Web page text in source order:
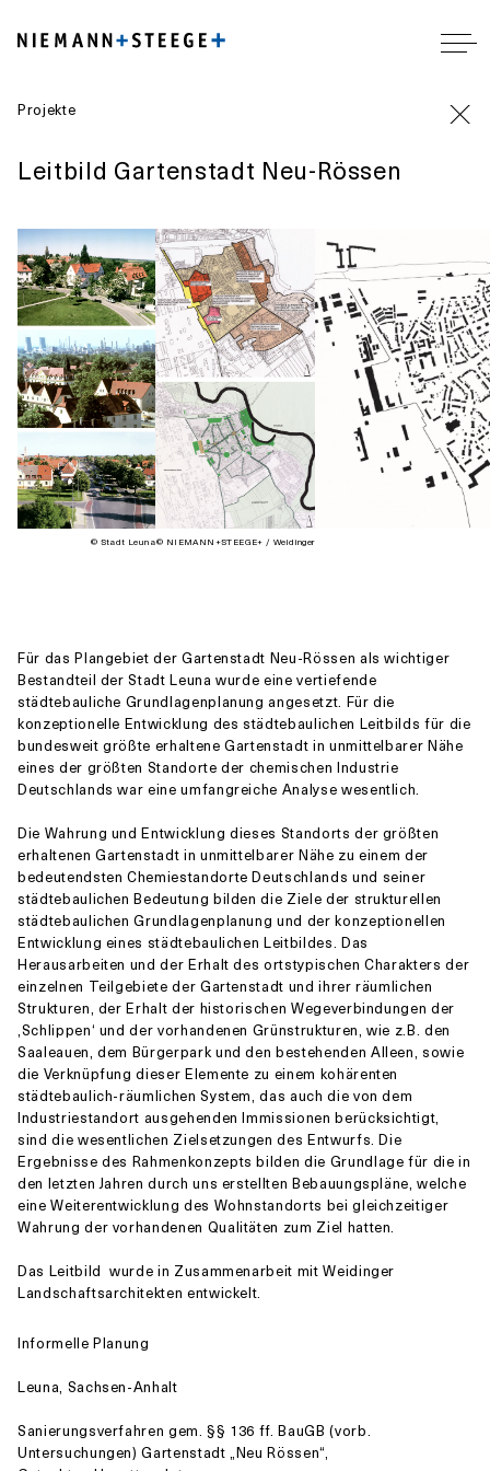
Projekte
Leitbild Gartenstadt Neu-Rössen
© Stadt Leuna© NIEMANN+STEEGE+ / Weidinger
Informelle Planung
Leuna, Sachsen-Anhalt
Sanierungsverfahren gem. §§ 136 ff. BauGB (vorb.
Untersuchungen) Gartenstadt „Neu Rössen“,
Für das Plangebiet der Gartenstadt Neu-Rössen als wichtiger
Bestandteil der Stadt Leuna wurde eine vertiefende
städtebauliche Grundlagenplanung angesetzt. Für die
konzeptionelle Entwicklung des städtebaulichen Leitbilds für die
bundesweit größte erhaltene Gartenstadt in unmittelbarer Nähe
eines der größten Standorte der chemischen Industrie
Deutschlands war eine umfangreiche Analyse wesentlich.
Die Wahrung und Entwicklung dieses Standorts der größten
erhaltenen Gartenstadt in unmittelbarer Nähe zu einem der
bedeutendsten Chemiestandorte Deutschlands und seiner
städtebaulichen Bedeutung bilden die Ziele der strukturellen
städtebaulichen Grundlagenplanung und der konzeptionellen
Entwicklung eines städtebaulichen Leitbildes. Das
Herausarbeiten und der Erhalt des ortstypischen Charakters der
einzelnen Teilgebiete der Gartenstadt und ihrer räumlichen
Strukturen, der Erhalt der historischen Wegeverbindungen der
‚Schlippen‘ und der vorhandenen Grünstrukturen, wie z.B. den
Saaleauen, dem Bürgerpark und den bestehenden Alleen, sowie
die Verknüpfung dieser Elemente zu einem kohärenten
städtebaulich-räumlichen System, das auch die von dem
Industriestandort ausgehenden Immissionen berücksichtigt,
sind die wesentlichen Zielsetzungen des Entwurfs. Die
Ergebnisse des Rahmenkonzepts bilden die Grundlage für die in
den letzten Jahren durch uns erstellten Bebauungspläne, welche
eine Weiterentwicklung des Wohnstandorts bei gleichzeitiger
Wahrung der vorhandenen Qualitäten zum Ziel hatten.
Das Leitbild wurde in Zusammenarbeit mit Weidinger
Landschaftsarchitekten entwickelt.